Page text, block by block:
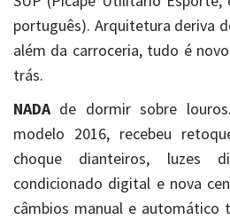
português). Arquitetura deriva
além da carroceria, tudo é
trás.
NADAde dormir sobre
modelo 2016, recebeu
choque dianteiros, luzes
condicionado digital e nova
câmbios manual e automático